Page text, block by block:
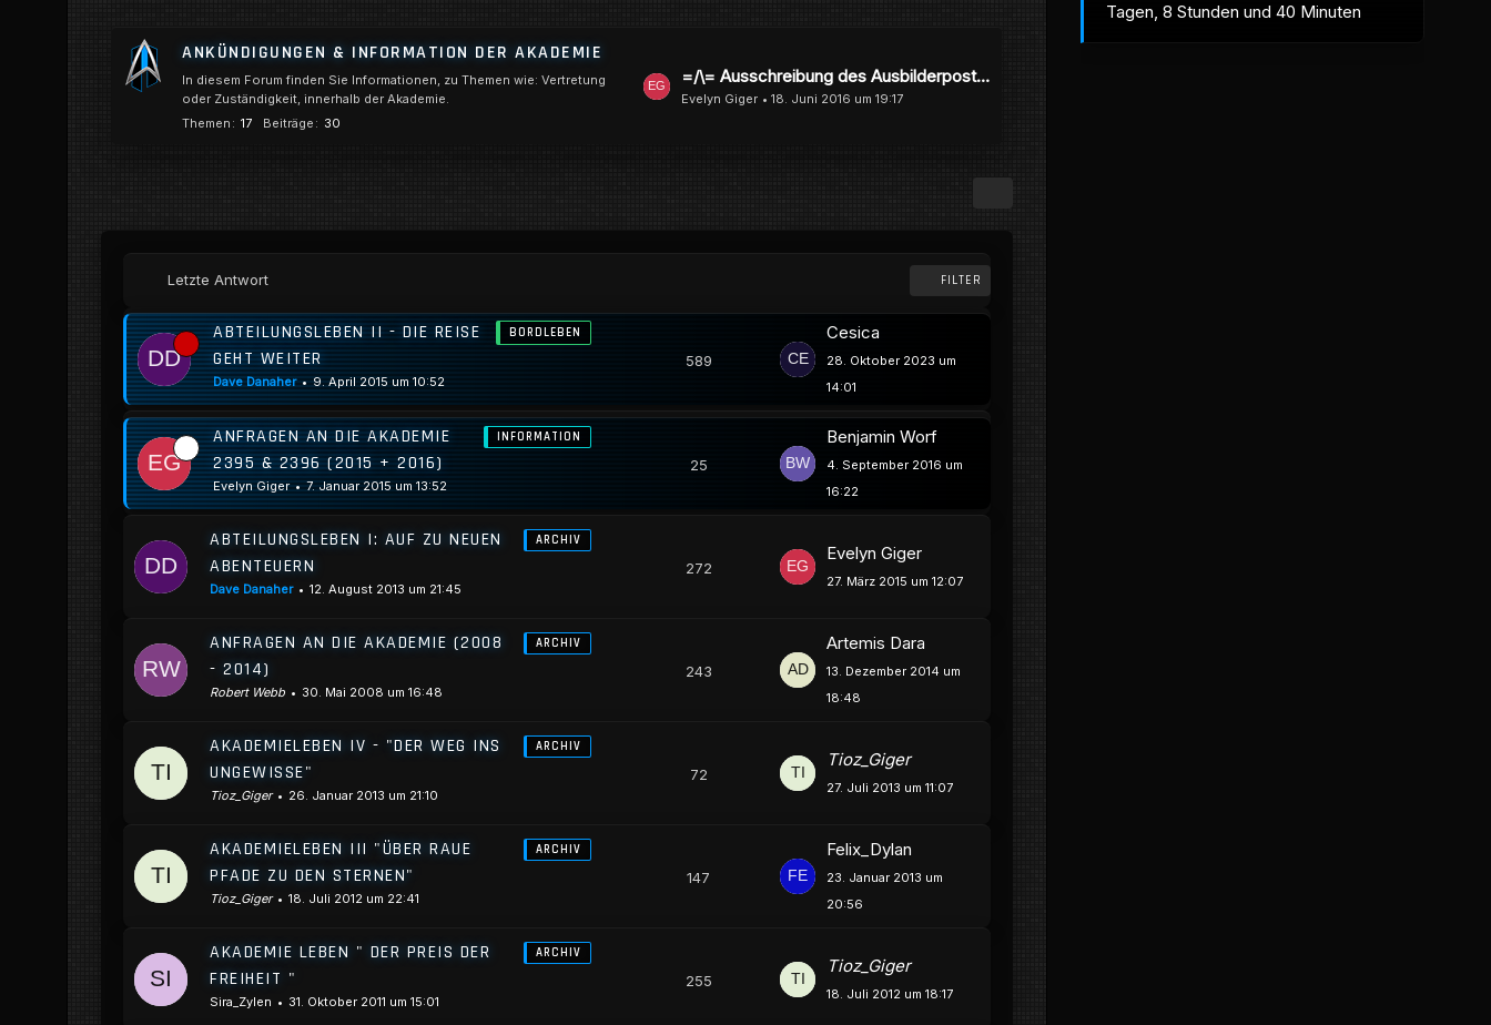
ANKÜNDIGUNGEN & INFORMATION DER AKADEMIE
In diesem Forum finden Sie Informationen, zu Themen wie: Vertretung
oder Zuständigkeit, innerhalb der Akademie.
Themen
17 Beiträge 30
L
e
t
e
=/\= Ausschreibung des Ausbilderpostens Wissenschaft & Technik =/\=
Evelyn Giger 18. Juni 2016 um 19:17
Letzte Antwort FILTER
BORDLEBEN
ABTEILUNGSLEBEN II - DIE REISE
GEHT WEITER
Dave Danaher 9. April 2015 um 10:52
589
Cesica
28. Oktober 2023 um
14:01
INFORMATION
ANFRAGEN AN DIE AKADEMIE
2395 & 2396 (2015 + 2016)
Evelyn Giger 7. Januar 2015 um 13:52
25
Benjamin Worf
4. September 2016 um
16:22
ARCHIV
ABTEILUNGSLEBEN I: AUF ZU NEUEN
ABENTEUERN
Dave Danaher 12. August 2013 um 21:45
272
Evelyn Giger
27. März 2015 um 12:07
ARCHIV
ANFRAGEN AN DIE AKADEMIE (2008
- 2014)
Robert Webb 30. Mai 2008 um 16:48
243
Artemis Dara
13. Dezember 2014 um
18:48
ARCHIV
AKADEMIELEBEN IV - "DER WEG INS
UNGEWISSE"
Tioz_Giger 26. Januar 2013 um 21:10
72
Tioz_Giger
27. Juli 2013 um 11:07
ARCHIV
AKADEMIELEBEN III "ÜBER RAUE
PFADE ZU DEN STERNEN"
Tioz_Giger 18. Juli 2012 um 22:41
147
Felix_Dylan
23. Januar 2013 um
20:56
ARCHIV
AKADEMIE LEBEN " DER PREIS DER
FREIHEIT "
Sira_Zylen 31. Oktober 2011 um 15:01
255
Tioz_Giger
18. Juli 2012 um 18:17
Tagen, 8 Stunden und 40 Minuten